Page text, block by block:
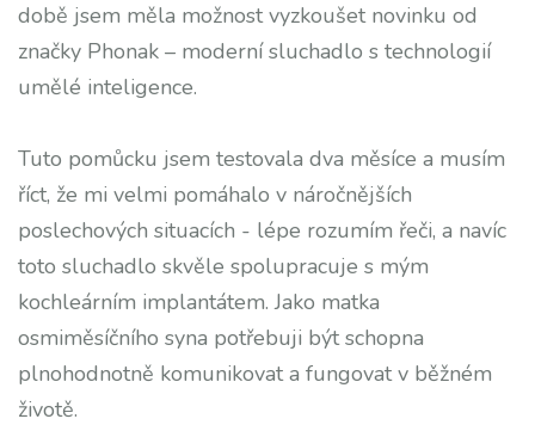
době jsem měla možnost vyzkoušet novinku od
značky Phonak – moderní sluchadlo s technologií
umělé inteligence.
Tuto pomůcku jsem testovala dva měsíce a musím
říct, že mi velmi pomáhalo v náročnějších
poslechových situacích - lépe rozumím řeči, a navíc
toto sluchadlo skvěle spolupracuje s mým
kochleárním implantátem. Jako matka
osmiměsíčního syna potřebuji být schopna
plnohodnotně komunikovat a fungovat v běžném
životě.